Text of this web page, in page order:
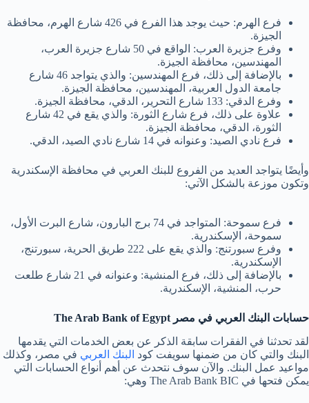
فرع الهرم: حيث يوجد هذا الفرع في 426 شارع الهرم، محافظة
الجيزة.
وفرع جزيرة العرب: الواقع في 50 شارع جزيرة العرب،
المهندسين، محافظة الجيزة.
بالإضافة إلى ذلك، فرع المهندسين: والذي يتواجد 46 شارع
جامعة الدول العربية، المهندسين، محافظة الجيزة.
وفرع الدقي: 133 شارع التحرير، الدقي، محافظة الجيزة.
علاوة على ذلك، فرع شارع الثورة: والذي يقع في 42 شارع
الثورة، الدقي، محافظة الجيزة.
فرع نادي الصيد: وعنوانه في 14 شارع نادي الصيد، الدقي.
وأيضًا يتواجد العديد من الفروع للبنك العربي في محافظة الإسكندرية
وتكون موزعة بالشكل الآتي:
فرع سموحة: المتواجد في 74 برج البارون، شارع البرت الأول،
سموحة، الإسكندرية.
وفرع سبورتنج: والذي يقع على 222 طريق الحرية، سبورتنج،
الإسكندرية.
بالإضافة إلى ذلك، فرع المنشية: وعنوانه في 21 شارع طلعت
حرب، المنشية، الإسكندرية.
حسابات البنك العربي في مصر The Arab Bank of Egypt
لقد تحدثنا في الفقرات سابقة الذكر عن بعض الخدمات التي يقدمها
البنك والتي كان من ضمنها سويفت كود البنك العربي في مصر، وكذلك
مواعيد عمل البنك. والآن سوف نتحدث عن أهم أنواع الحسابات التي
يمكن فتحها في The Arab Bank BIC وهي: